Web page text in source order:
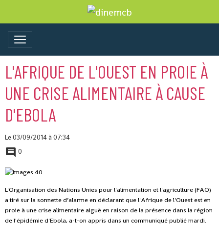
L'AFRIQUE DE L'OUEST EN PROIE À
UNE CRISE ALIMENTAIRE À CAUSE
D'EBOLA
Le 03/09/2014à 07:34
0
L'Organisation des Nations Unies pour l'alimentation et l'agriculture (FAO)
a tiré sur la sonnette d’alarme en déclarant que l'Afrique de l'Ouest est en
proie à une crise alimentaire aiguë en raison de la présence dans la région
de l'épidémie d'Ebola, a-t-on appris dans un communiqué publié mardi.